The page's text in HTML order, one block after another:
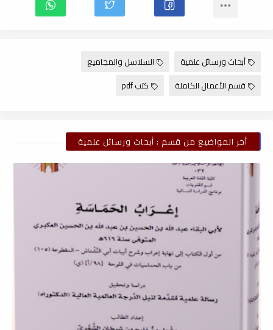
أبحاث ورسائل علمية
السلاسل والمجاميع
قسم الأعمال الكاملة
كتب pdf
أخر المواضيع من قسم : أبحاث ورسائل علمية